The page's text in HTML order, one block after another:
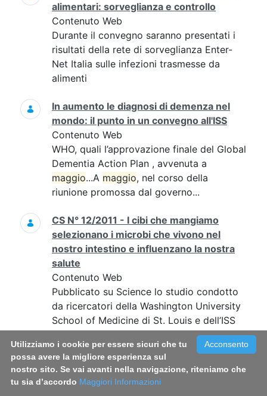
alimentari: sorveglianza e controllo
Contenuto Web
Durante il convegno saranno presentati i
risultati della rete di sorveglianza Enter-
Net Italia sulle infezioni trasmesse da
alimenti
In aumento le diagnosi di demenza nel
mondo: il punto in un convegno all'ISS
Contenuto Web
WHO, quali l’approvazione finale del Global
Dementia Action Plan , avvenuta a
maggio...A maggio, nel corso della
riunione promossa dal governo...
CS N° 12/2011 - I cibi che mangiamo
selezionano i microbi che vivono nel
nostro intestino e influenzano la nostra
salute
Contenuto Web
Pubblicato su Science lo studio condotto
da ricercatori della Washington University
School of Medicine di St. Louis e dell’ISS
che mostra il legame tra dieta e flora
intestinale
COMUNICATO STAMPA N°5/2015 ISS e
Acconsento
Utilizziamo i cookie per essere sicuri che tu
possa avere la migliore esperienza sul
nostro sito. Se vai avanti nella navigazione, riteniamo che
tu sia d’accordo Maggiori Informazioni